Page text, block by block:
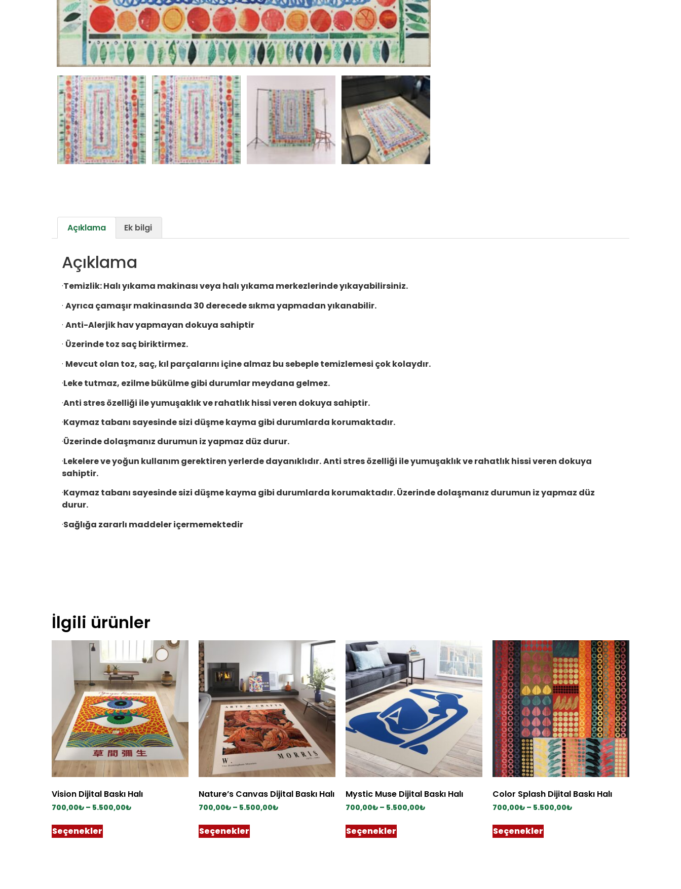
Açıklama Ek bilgi
Açıklama
·Temizlik:Halı yıkama makinası veya halı yıkama merkezlerinde yıkayabilirsiniz.
· Ayrıca çamaşır makinasında 30 derecede sıkma yapmadan yıkanabilir.
· Anti-Alerjik hav yapmayan dokuya sahiptir
· Üzerinde toz saç biriktirmez.
· Mevcut olan toz, saç, kıl parçalarını içine almaz bu sebeple temizlemesi çok kolaydır.
·Leke tutmaz, ezilme bükülme gibi durumlar meydana gelmez.
·Anti stres özelliği ile yumuşaklık ve rahatlık hissi veren dokuya sahiptir.
·Kaymaz tabanı sayesinde sizi düşme kayma gibi durumlarda korumaktadır.
·Üzerinde dolaşmanız durumun iz yapmaz düz durur.
·Lekelere ve yoğun kullanım gerektiren yerlerde dayanıklıdır.Anti stres özelliği ile yumuşaklık ve rahatlık hissi veren dokuya
sahiptir.
·Kaymaz tabanı sayesinde sizi düşme kayma gibi durumlarda korumaktadır. Üzerinde dolaşmanız durumun iz yapmaz düz
durur.
·Sağlığa zararlı maddeler içermemektedir
İlgili ürünler
Vision Dijital Baskı Halı
700,00₺ – 5.500,00₺
Seçenekler
Nature’s Canvas Dijital Baskı Halı
700,00₺ – 5.500,00₺
Seçenekler
Mystic Muse Dijital Baskı Halı
700,00₺ – 5.500,00₺
Seçenekler
Color Splash Dijital Baskı Halı
700,00₺ – 5.500,00₺
Seçenekler